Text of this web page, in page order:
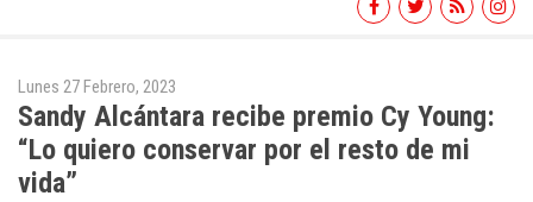
Lunes 27 Febrero, 2023
Sandy Alcántara recibe premio Cy Young:
“Lo quiero conservar por el resto de mi
vida”